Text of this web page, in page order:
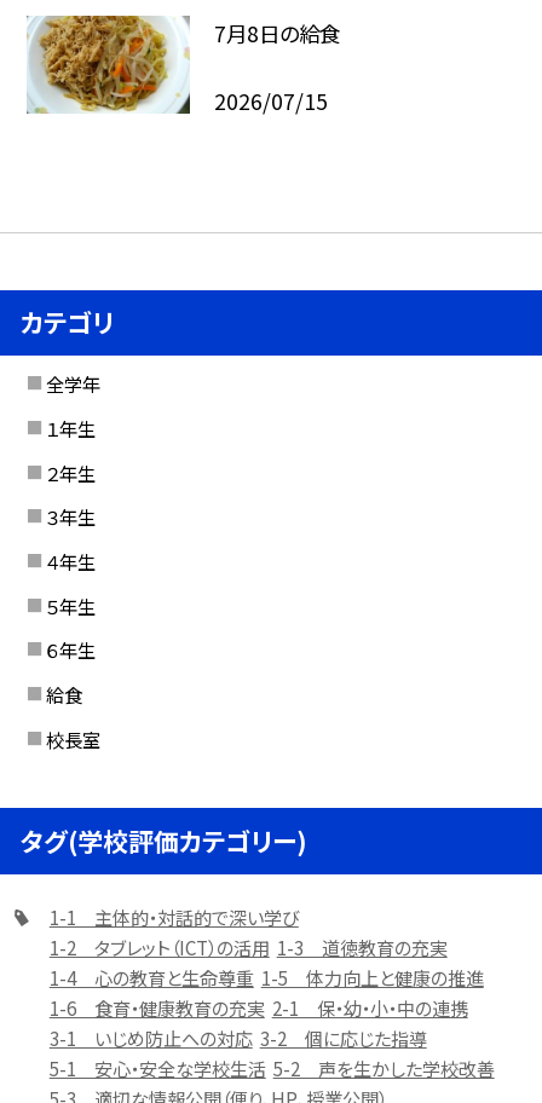
7月8日の給食
2026/07/15
カテゴリ
全学年
１年生
２年生
３年生
４年生
５年生
６年生
給食
校長室
タグ(学校評価カテゴリー)
1-1 主体的・対話的で深い学び
1-2 タブレット（ICT）の活用 1-3 道徳教育の充実
1-4 心の教育と生命尊重 1-5 体力向上と健康の推進
1-6 食育・健康教育の充実 2-1 保・幼・小・中の連携
3-1 いじめ防止への対応 3-2 個に応じた指導
5-1 安心・安全な学校生活 5-2 声を生かした学校改善